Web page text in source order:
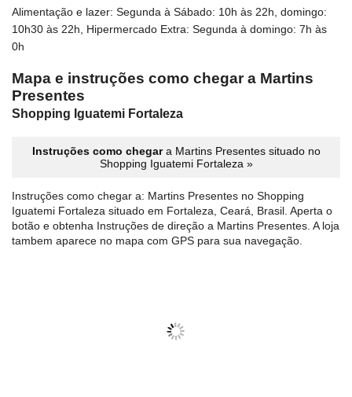
Alimentação e lazer: Segunda à Sábado: 10h às 22h, domingo:
10h30 às 22h, Hipermercado Extra: Segunda à domingo: 7h às
0h
Mapa e instruções como chegar a Martins
Presentes
Shopping Iguatemi Fortaleza
Instruções como chegara Martins Presentes situado no
Shopping Iguatemi Fortaleza »
Instruções como chegar a: Martins Presentes no Shopping
Iguatemi Fortaleza situado em Fortaleza, Ceará, Brasil. Aperta o
botão e obtenha Instruções de direção a Martins Presentes. A loja
tambem aparece no mapa com GPS para sua navegação.